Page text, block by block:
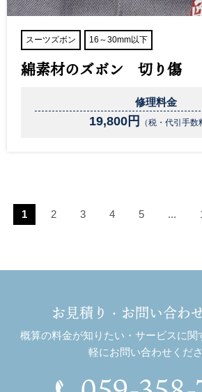
スーツズボン 16～30mm以下
綿素材のズボン 切り傷
修理料金
19,800円 （税・代引手数
1 2 3 4 5 ...
お見積り・お問い合わ
概算の料金が知りたい・サービスに関
軽にお問い合わせくだ